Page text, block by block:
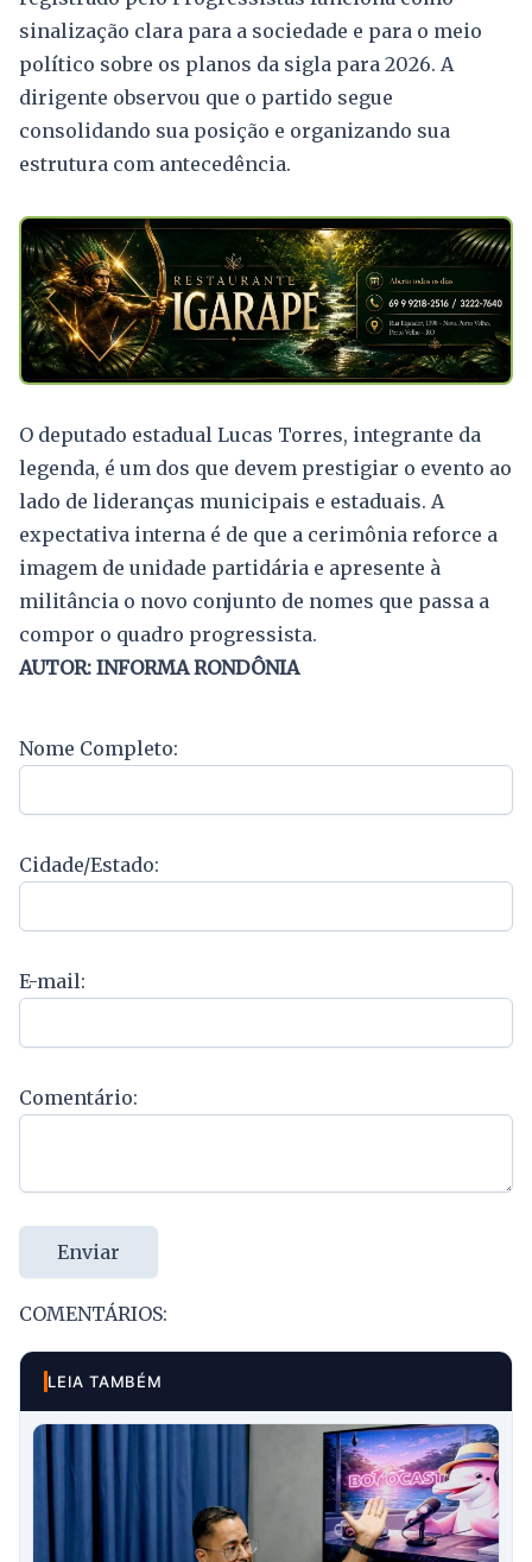
sinalização clara para a sociedade e para o meio
político sobre os planos da sigla para 2026. A
dirigente observou que o partido segue
consolidando sua posição e organizando sua
estrutura com antecedência.
O deputado estadual Lucas Torres, integrante da
legenda, é um dos que devem prestigiar o evento ao
lado de lideranças municipais e estaduais. A
expectativa interna é de que a cerimônia reforce a
imagem de unidade partidária e apresente à
militância o novo conjunto de nomes que passa a
compor o quadro progressista.
AUTOR: INFORMA RONDÔNIA
Nome Completo:
Cidade/Estado:
E-mail:
Comentário:
Enviar
COMENTÁRIOS:
LEIA TAMBÉM